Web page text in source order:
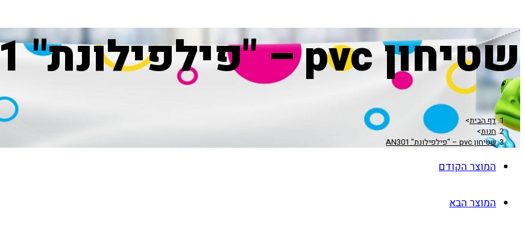
שטיחון pvc – "פילפילונת" AN301
דף הבית>
חנות>
שטיחון pvc – "פילפילונת" AN301
המוצר הקודם
המוצר הבא